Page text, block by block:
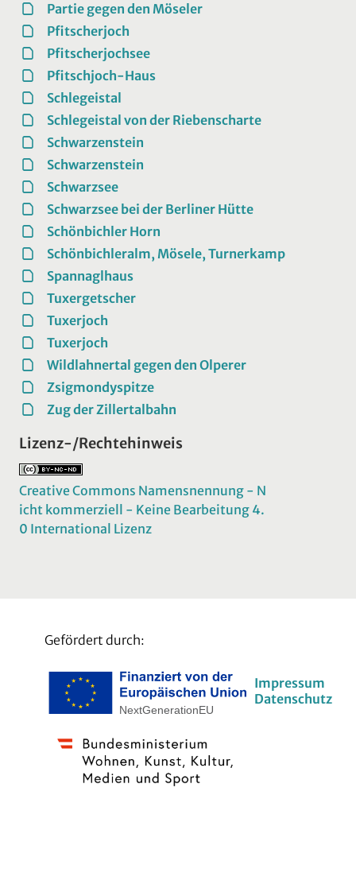
Partie gegen den Möseler
Pfitscherjoch
Pfitscherjochsee
Pfitschjoch-Haus
Schlegeistal
Schlegeistal von der Riebenscharte
Schwarzenstein
Schwarzenstein
Schwarzsee
Schwarzsee bei der Berliner Hütte
Schönbichler Horn
Schönbichleralm, Mösele, Turnerkamp
Spannaglhaus
Tuxergetscher
Tuxerjoch
Tuxerjoch
Wildlahnertal gegen den Olperer
Zsigmondyspitze
Zug der Zillertalbahn
Lizenz-/Rechtehinweis
Creative Commons Namensnennung - N
icht kommerziell - Keine Bearbeitung 4.
0 International Lizenz
Gefördert durch:
Impressum
Datenschutz